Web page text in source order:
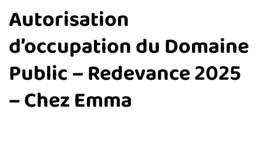
Autorisation
d’occupation du Domaine
Public – Redevance 2025
– Chez Emma